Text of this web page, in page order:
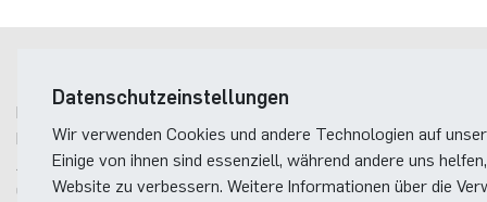
Ruhr-Universität Bochum
Fakultät für Elektrotechnik und Informationstechnik
Analoge Integrierte Schaltungen
Gebäude ID, Postfach37
Datenschutzeinstellungen
Wir verwenden Cookies und andere Technologien auf
Einige von ihnen sind essenziell, während andere uns
Website zu verbessern. Weitere Informationen über die